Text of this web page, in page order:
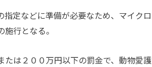
定などに準備が必要なため、マイクロ
行となる。
は２００万円以下の罰金で、動物愛護